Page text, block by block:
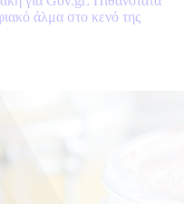
άλμα στο κενό της